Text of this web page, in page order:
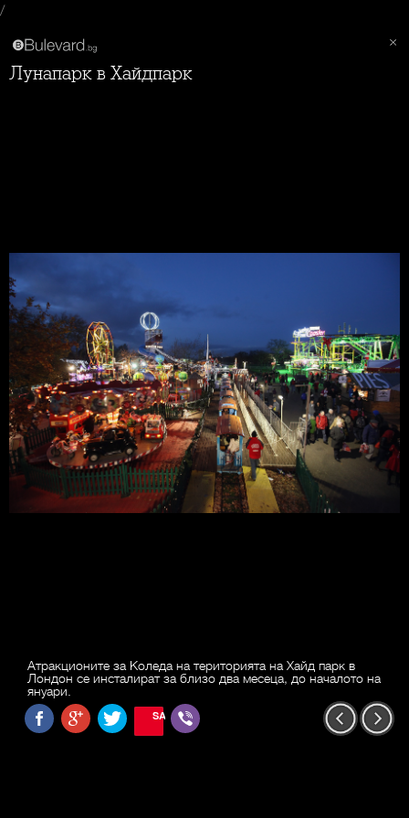
/
Лунапарк в Хайдпарк
Атракционите за Коледа на територията на Хайд парк в
Лондон се инсталират за близо два месеца, до началото на
януари.
SAVE